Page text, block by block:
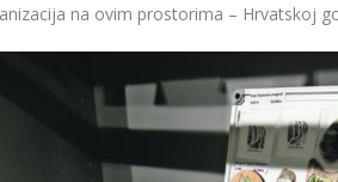
na ovim prostorima – Hrvatskoj